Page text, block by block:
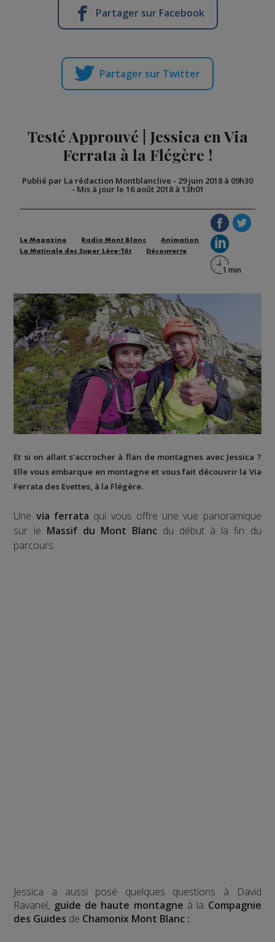
Partager sur Facebook
Partager sur Twitter
Testé Approuvé | Jessica en Via
Ferrata à la Flégère !
Publié par La rédaction Montblanclive - 29 juin 2018 à 09h30
- Mis à jour le 16 août 2018 à 13h01
Le Magazine Radio Mont Blanc
Animation
La Matinale des Super Lève-Tôt
Découverte
Et si on allait s'accrocher à flan de montagnes avec Jessica ?
Elle vous embarque en montagne et vous fait découvrir la Via
Ferrata des Evettes, à la Flégère.
Une via ferrata qui vous offre une vue panoramique
sur le Massif du Mont Blancdu début à la fin du
parcours.
Jessica a aussi posé quelques questions à David
Ravanel, guide de haute montagne à la Compagnie
des Guides de Chamonix Mont Blanc :